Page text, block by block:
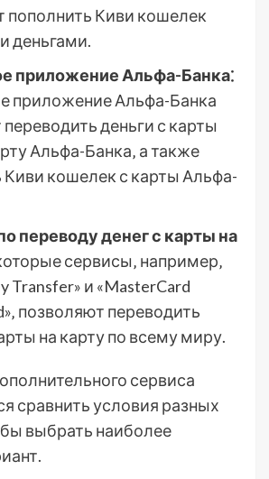
пополнить Киви кошелек
деньгами.
приложение Альфа-Банка⁚
приложение Альфа-Банка
деньги с карты
Альфа-Банка‚ а также
Киви кошелек с карты Альфа-
переводу денег с карты на
сервисы‚ например‚
Transfer» и «MasterCard
позволяют переводить
на карту по всему миру.
сервиса
сравнить условия разных
выбрать наиболее